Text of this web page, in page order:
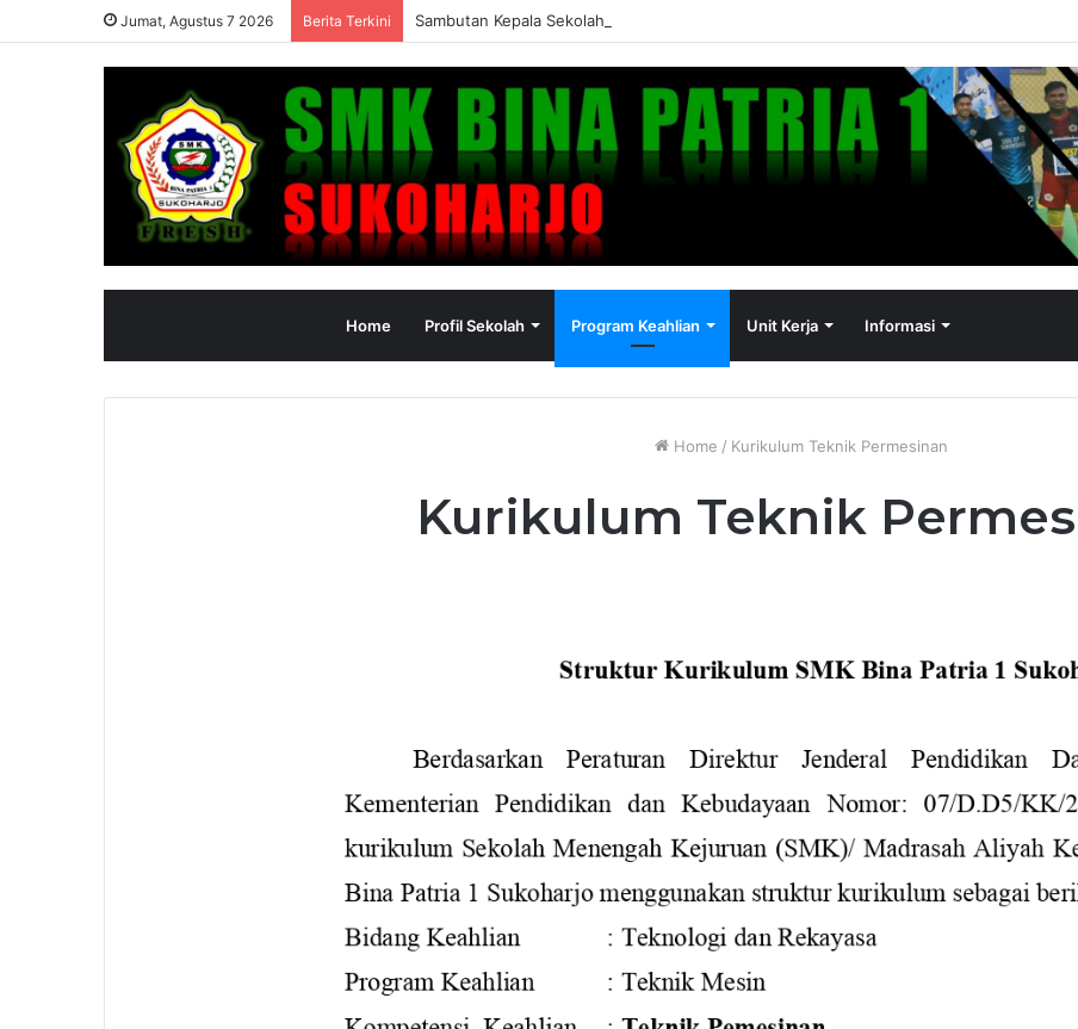
Jumat, Agustus 7 2026 Berita Terkini Sambutan Kepala Sekolah dan Pengumuman Kelulusan SMK Bina Patria 1 Sukoharjo
Home Profil Sekolah Program Keahlian Unit Kerja Informasi
Home / Kurikulum Teknik Permesinan
Kurikulum Teknik